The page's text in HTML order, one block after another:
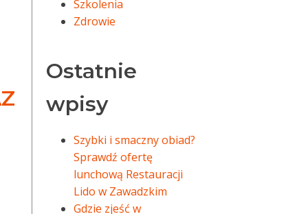
Szkolenia
Zdrowie
Ostatnie
wpisy
Szybki i smaczny obiad?
Sprawdź ofertę
lunchową Restauracji
Lido w Zawadzkim
Gdzie zjeść w